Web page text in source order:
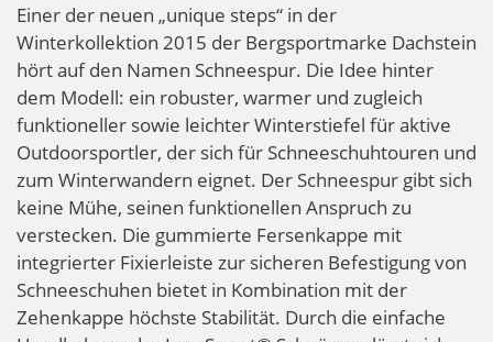
Einer der neuen „unique steps“ in der
Winterkollektion 2015 der Bergsportmarke Dachstein
hört auf den Namen Schneespur. Die Idee hinter
dem Modell: ein robuster, warmer und zugleich
funktioneller sowie leichter Winterstiefel für aktive
Outdoorsportler, der sich für Schneeschuhtouren und
zum Winterwandern eignet. Der Schneespur gibt sich
keine Mühe, seinen funktionellen Anspruch zu
verstecken. Die gummierte Fersenkappe mit
integrierter Fixierleiste zur sicheren Befestigung von
Schneeschuhen bietet in Kombination mit der
Zehenkappe höchste Stabilität. Durch die einfache